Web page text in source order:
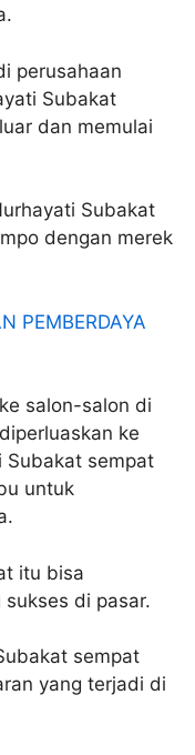
perusahaan
Subakat
dan memulai
Subakat
dengan merek
PEMBERDAYA
salon-salon di
ke
Subakat sempat
untuk
itu bisa
di pasar.
sempat
yang terjadi di